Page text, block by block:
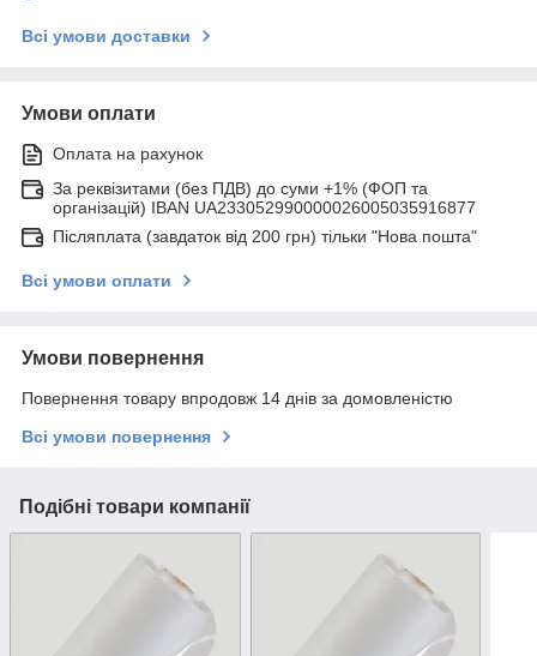
Всі умови доставки
Умови оплати
Оплата на рахунок
За реквізитами (без ПДВ) до суми +1% (ФОП та
організацій) IBAN UA233052990000026005035916877
Післяплата (завдаток від 200 грн) тільки "Нова пошта"
Всі умови оплати
Умови повернення
Повернення товару впродовж 14 днів за домовленістю
Всі умови повернення
Подібні товари компанії